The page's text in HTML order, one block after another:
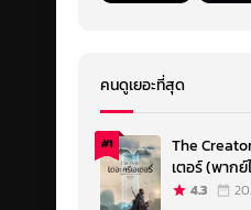
คนดูเยอะที่สุด
#1
The
เตอร์ (พากย์
4.3